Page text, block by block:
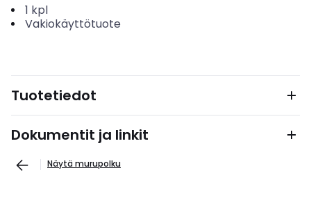
1 kpl
Vakiokäyttötuote
Tuotetiedot
Dokumentit ja linkit
Näytä murupolku